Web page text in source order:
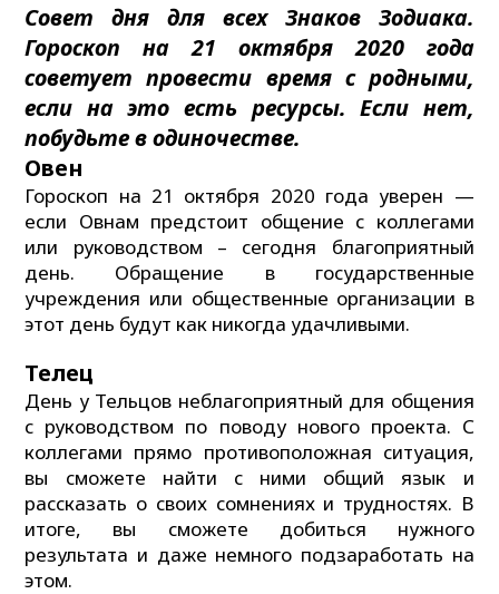
Совет дня для всех Знаков Зодиака.
Гороскоп на 21 октября 2020 года
советует провести время с родными,
если на это есть ресурсы. Если нет,
побудьте в одиночестве.
Овен
Гороскоп на 21 октября 2020 года уверен —
если Овнам предстоит общение с коллегами
или руководством – сегодня благоприятный
день. Обращение в государственные
учреждения или общественные организации в
этот день будут как никогда удачливыми.
Телец
День у Тельцов неблагоприятный для общения
с руководством по поводу нового проекта. С
коллегами прямо противоположная ситуация,
вы сможете найти с ними общий язык и
рассказать о своих сомнениях и трудностях. В
итоге, вы сможете добиться нужного
результата и даже немного подзаработать на
этом.